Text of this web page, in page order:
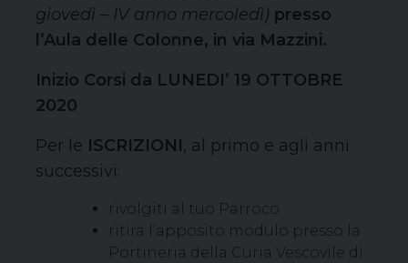
giovedì – IV anno mercoledì) presso
l’Aula delle Colonne, in via Mazzini.
Inizio Corsi da LUNEDI’ 19 OTTOBRE
2020
Per le ISCRIZIONI, al primo e agli anni
successivi:
rivolgiti al tuo Parroco
ritira l’apposito modulo presso la
Portineria della Curia Vescovile di